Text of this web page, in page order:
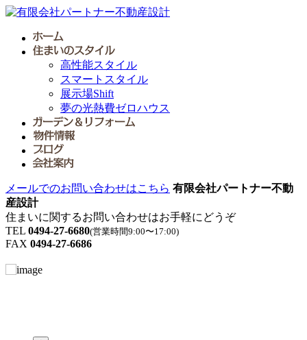
高性能スタイル
スマートスタイル
展示場Shift
夢の光熱費ゼロハウス
メールでのお問い合わせはこちら 有限会社パートナー不動
産設計
住まいに関するお問い合わせはお手軽にどうぞ
TEL 0494-27-6680(営業時間9:00〜17:00)
FAX 0494-27-6686